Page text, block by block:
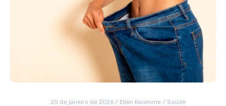
20 de janeiro de 2026 / Ellen Kwamme / Saúde